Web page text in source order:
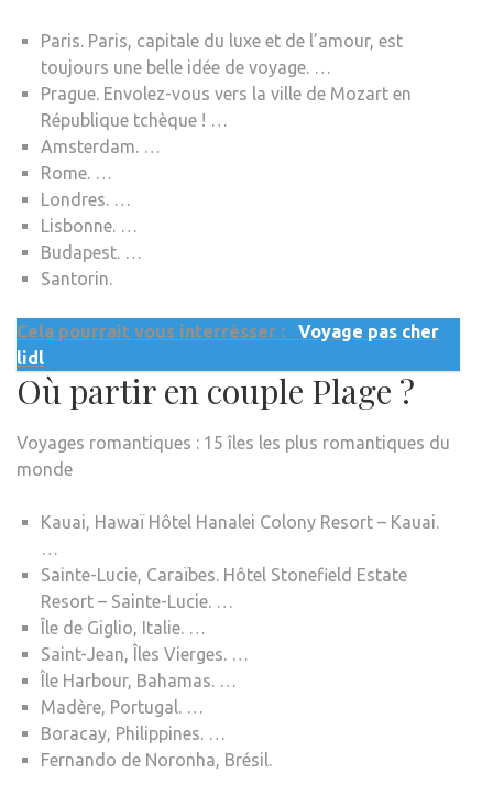
Paris. Paris, capitale du luxe et de l’amour, est
toujours une belle idée de voyage. …
Prague. Envolez-vous vers la ville de Mozart en
République tchèque ! …
Amsterdam. …
Rome. …
Londres. …
Lisbonne. …
Budapest. …
Santorin.
Cela pourrait vous interrésser :
Voyage pas cher
lidl
Où partir en couple Plage ?
Voyages romantiques : 15 îles les plus romantiques du
monde
Kauai, Hawaï Hôtel Hanalei Colony Resort – Kauai.
…
Sainte-Lucie, Caraïbes. Hôtel Stonefield Estate
Resort – Sainte-Lucie. …
Île de Giglio, Italie. …
Saint-Jean, Îles Vierges. …
Île Harbour, Bahamas. …
Madère, Portugal. …
Boracay, Philippines. …
Fernando de Noronha, Brésil.